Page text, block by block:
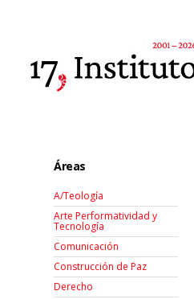
Áreas
A/Teología
Arte Performatividad y
Tecnología
Comunicación
Construcción de Paz
Derecho